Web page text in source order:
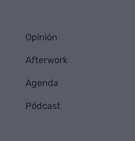
Opinión
Afterwork
Agenda
Pódcast